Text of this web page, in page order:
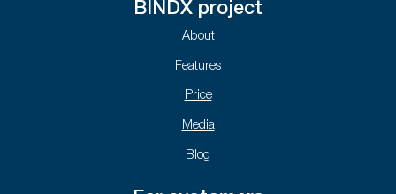
BINDX project
About
Features
Price
Media
Blog